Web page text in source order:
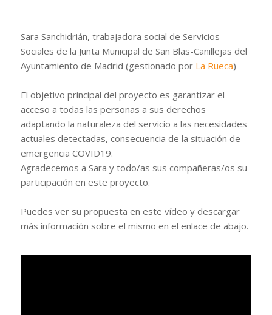
Sara Sanchidrián, trabajadora social de Servicios
Sociales de la Junta Municipal de San Blas-Canillejas del
Ayuntamiento de Madrid (gestionado por La Rueca)
El objetivo principal del proyecto es garantizar el
acceso a todas las personas a sus derechos
adaptando la naturaleza del servicio a las necesidades
actuales detectadas, consecuencia de la situación de
emergencia COVID19.
Agradecemos a Sara y todo/as sus compañeras/os su
participación en este proyecto.
Puedes ver su propuesta en este vídeo y descargar
más información sobre el mismo en el enlace de abajo.